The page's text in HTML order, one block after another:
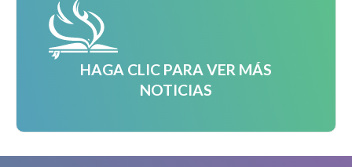
HAGA CLIC PARA VER MÁS
NOTICIAS